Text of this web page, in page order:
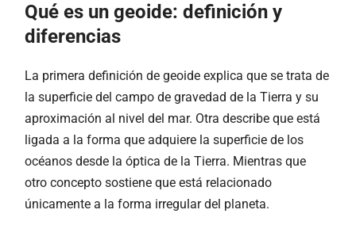
Qué es un geoide: definición y
diferencias
La primera definición de geoide explica que se trata de
la superficie del campo de gravedad de la Tierra y su
aproximación al nivel del mar. Otra describe que está
ligada a la forma que adquiere la superficie de los
océanos desde la óptica de la Tierra. Mientras que
otro concepto sostiene que está relacionado
únicamente a la forma irregular del planeta.